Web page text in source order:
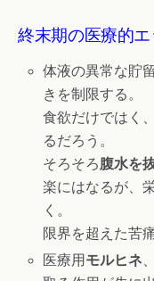
終末期の医療的
体液の異常な貯
きを制限する。
食欲だけではく
るだろう。
そろそろ腹水を
楽にはなるが、
く。
限界を超えた苦
医療用 モルヒネ